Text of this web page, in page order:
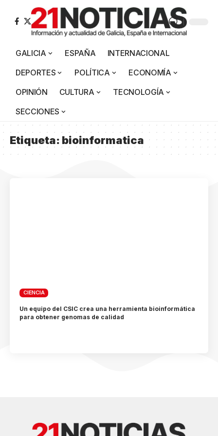
GALICIA ESPAÑA
INTERNACIONAL
DEPORTES
POLÍTICA
ECONOMÍA
OPINIÓN
CULTURA
TECNOLOGÍA
SECCIONES
Etiqueta:bioinformatica
CIENCIA
Un equipo del CSIC crea una herramienta bioinformática
para obtener genomas de calidad